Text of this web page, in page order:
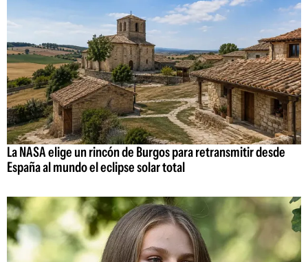
La NASA elige un rincón de Burgos para retransmitir desde
España al mundo el eclipse solar total